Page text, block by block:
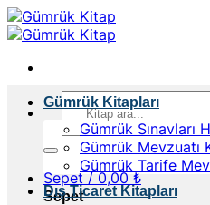
İçeriğe
atla
Ara:
Sepet /0,00₺
Sepet
Gümrük Kitapları
Gümrük Sınavları
Gümrük Mevzuatı
Gümrük Tarife
Dış Ticaret Kitapları